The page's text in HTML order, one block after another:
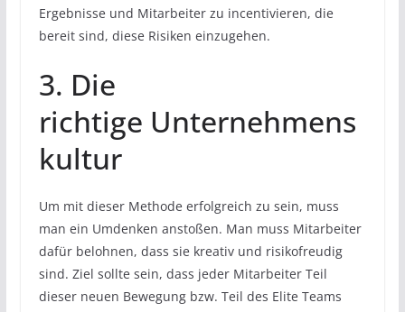
Ergebnisse und Mitarbeiter zu incentivieren, die
bereit sind, diese Risiken einzugehen.
3. Die
richtige Unternehmens
kultur
Um mit dieser Methode erfolgreich zu sein, muss
man ein Umdenken anstoßen. Man muss Mitarbeiter
dafür belohnen, dass sie kreativ und risikofreudig
sind. Ziel sollte sein, dass jeder Mitarbeiter Teil
dieser neuen Bewegung bzw. Teil des Elite Teams